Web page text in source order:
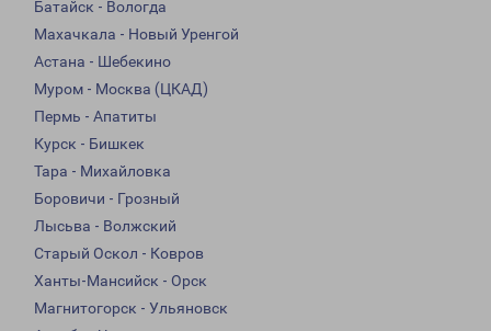
Батайск - Вологда
Махачкала - Новый Уренгой
Астана - Шебекино
Муром - Москва (ЦКАД)
Пермь - Апатиты
Курск - Бишкек
Тара - Михайловка
Боровичи - Грозный
Лысьва - Волжский
Старый Оскол - Ковров
Ханты-Мансийск - Орск
Магнитогорск - Ульяновск